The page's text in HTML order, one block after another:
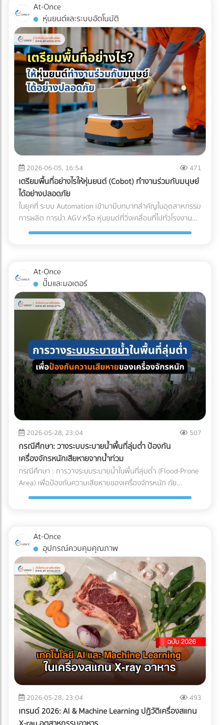
รอยต่อ" (Seamless Temperature Control) ตั้งแต่หน้าฟาร์มที่
ญี่ปุ่นจนถึงประตูโรงงานในไทย 1. Origin (ต้นทางที่ญี่ปุ่น):
กระบวนการเริ่มต้นตั้งแต่หลังจากการบด ผงมัทฉะจะถูกบรรจุใน
ถุงฟอยล์ทึบแสงแบบสุญญากาศ หรือซีลพร้อมซองดูดออกซิเจน
ทันที จากนั้นจะถูกนำไปจัดเก็บในคลังสินค้าควบคุมอุณหภูมิ (มัก
จะต่ำกว่า 15°C หรือในบางเกรดอาจติดลบ) 2. Transit (ระหว่าง
การเดินทาง): การขนส่งทางเรือ (Ocean Freight) จากญี่ปุ่นมา
ไทยใช้เวลาประมาณ 10-14 วัน หากใช้ตู้คอนเทนเนอร์ปกติ (Dry
Container) อุณหภูมิภายในตู้อาจพุ่งสูงถึง 50-60°C ในตอน
กลางวัน ซึ่งจะอบผงมัทฉะจนเสื่อมสภาพทั้งหมด ธุรกิจ B2B จึง
ต้องเลือกใช้ ตู้คอนเทนเนอร์ควบคุมอุณหภูมิ (Reefer
Container) ที่สามารถตั้งค่าอุณหภูมิให้คงที่ตลอดการเดินทาง
ฝ่ามหาสมุทร 3. Destination (ปลายทางที่ไทย): เมื่อสินค้าถึง
ท่าเรือประเทศไทย ความท้าทายคือ "อุณหภูมิภายนอกที่ร้อนจัด"
กระบวนการเคลียร์สินค้าทางศุลกากร (Customs Clearance)
ต้องทำอย่างรวดเร็ว และขนถ่ายสินค้าขึ้นรถบรรทุกห้องเย็น
(Refrigerated Truck) ทันที เพื่อนำไปจัดเก็บในคลังสินค้าปรับ
อากาศของโรงงาน รอการเบิกจ่ายเข้าสู่สายพานการผลิตต่อไป
ผลตอบแทนของการลงทุนใน Cold Chain สำหรับโรงงาน F&B
หลายองค์กรอาจมองว่าค่าใช้จ่ายในระบบ Cold Chain Logistics
ความเสี่ยงที่คุ้มค่า: ลดอัตราของเสีย (Zero False Reject):
ป้องกันปัญหาสินค้าไม่ได้สเปก (Out of Spec) เมื่อมาถึงโรงงาน
ซึ่งหากสีหรือกลิ่นเพี้ยนไป ฝ่าย QA/QC จะต้องตีกลับสินค้าทั้ง
แบตช์ ทำให้เสียทั้งเงินและเวลา ความเสถียรของผลิตภัณฑ์
(Product Consistency): การใช้วัตถุดิบที่คุณภาพคงที่ ช่วยให้
โรงงานควบคุมมาตรฐานของสินค้าสำเร็จรูป (End-product) ได้
ง่ายขึ้น ไม่ว่าจะเป็นเครื่องดื่มบรรจุขวด หรือเบเกอรี่ สีและรสชาติ
จะเหมือนเดิมทุกรอบการผลิต ยืดอายุการจัดเก็บ (Extended
Shelf Life): มัทฉะที่ถูกควบคุมอุณหภูมิมาอย่างดีตั้งแต่ต้นทาง
จะมีอายุการจัดเก็บในคลังสินค้าของโรงงานได้นานขึ้น ช่วยให้ฝ่าย
จัดซื้อบริหารจัดการรอบการสั่งซื้อ (Lead Time) ได้อย่างยืดหยุ่น
บทสรุป คุณภาพของเครื่องดื่มหรืออาหารรสมัทฉะ ไม่ได้เริ่มต้นที่
สายพานการผลิตในโรงงาน แต่เริ่มต้นตั้งแต่การเลือกใช้วัตถุดิบ
และการบริหารจัดการ Supply Chain สำหรับองค์กรและโรงงานผู้
ผลิต การทำความเข้าใจระบบ Cold Chain Logistics และการ
เลือกพาร์ทเนอร์ผู้นำเข้าที่มีมาตรฐานการควบคุมอุณหภูมิที่
รัดกุมและสามารถตรวจสอบย้อนกลับได้ (Traceability) จึงเป็น
กลยุทธ์สำคัญที่จะช่วยปกป้องคุณภาพของสินค้า รักษากำไร และ
สร้างความไว้วางใจให้กับผู้บริโภคได้อย่างยั่งยืน
หากมีการวางแผนอย่างถูกต้องตามข้อกำหนดของกรม
สรรพากร เงื่อนไขการนำค่าใช้จ่าย Outing & CSR ไปหักภาษี
บริษัท การจะตอบคำถามว่า "เช่ารถบัสจัดสัมมนา หักภาษีได้
ไหม?" ต้องพิจารณาเงื่อนไขหลัก ดังนี้: ต้องมีวัตถุประสงค์เพื่อ
การพัฒนาบุคลากร: กิจกรรมต้องมีกำหนดการ (Itinerary)
ชัดเจน เช่น มีการอบรมสัมมนา หรือทำกิจกรรม CSR ที่เป็น
ประโยชน์ต่อสังคม เป็นสิทธิประโยชน์ที่พนักงานทุกคนเข้าถึงได้:
ต้องเป็นการจัดเลี้ยงหรือสวัสดิการที่ให้สิทธิพนักงานทุกคนอย่าง
เท่าเทียม ไม่เลือกปฏิบัติเฉพาะกลุ่ม มีหลักฐานการจ่ายเงินที่ถูก
ต้อง: ต้องมีใบกำกับภาษี/ใบเสร็จรับเงินที่ระบุชื่อบริษัทของคุณ
อย่างครบถ้วน 3 เทคนิคเช่ารถทัวร์เหมาคันให้ "ประหยัดงบ" และ
ถูกต้องตามกฎหมาย การประเมินจำนวนคนและประเภทรถ
(Capacity Planning): เลือกรถให้พอดีกับจำนวนคน เช่น
พนักงาน 20 คน ควรเลือกมินิบัสแทนรถบัสขนาด 40 ที่นั่ง เพื่อ
ลดค่าใช้จ่ายส่วนเกิน การคำนวณเส้นทางและจุดแวะพัก: วางแผน
เส้นทางให้ชัดเจนเพื่อหลีกเลี่ยงการวิ่งรถอ้อม ซึ่งจะช่วยลดต้นทุน
ค่าน้ำมันและค่าล่วงเวลา (OT) ของคนขับรถ เลือกบริษัทรถเช่าที่
จดทะเบียนนิติบุคคล: ข้อนี้สำคัญที่สุด! เพื่อให้สามารถออก ใบ
กำกับภาษีค่าเช่ารถ และทำเอกสารหัก ณ ที่จ่ายได้อย่างถูกต้อง
ตามกฎหมาย เช็กลิสต์เอกสารที่ HR และจัดซื้อต้องเตรียมให้ฝ่าย
เหมาคันสำหรับทริปต่อไปอยู่หรือเปล่า? เปรียบเทียบราคาและ
ค้นหาบริษัทให้ เช่ารถบัสนิติบุคคล ที่เชื่อถือได้ ออกใบกำกับภาษี
ได้ 100% บนแพลตฟอร์ม At-Once ได้เลย
At-Once
หุ่นยนต์และระบบอัตโนมัติ
2026-06-05, 16:54 471
เตรียมพื้นที่อย่างไรให้หุ่นยนต์ (Cobot) ทำงานร่วมกับมนุษย์
ได้อย่างปลอดภัย
ในยุคที่ ระบบ Automation เข้ามามีบทบาทสำคัญในอุตสาหกรรม
การผลิต การนำ AGV หรือ หุ่นยนต์ที่วิ่งเคลื่อนที่ไปทั่วโรงงาน
เข้ามาใช้งาน แต่คำถามที่วิศวกรและผู้จัดการโรงงานต้องตอบให้
มาใช้ระบบรถลำเลียงอัตโนมัติ (AGV) การนำรถลำเลียงสินค้า
อัตโนมัติ (AGV) เข้ามาใช้วิ่งส่งของในคลังสินค้าช่วยลดแรงงาน
ได้มหาศาล แต่เนื่องจากหุ่นยนต์ประเภทนี้มีการเคลื่อนที่ตลอด
เวลา การเตรียมพื้นที่จึงต้องรัดกุมเป็นพิเศษ: เคลียร์สิ่งกีดขวาง
และทำพื้นผิวให้เรียบ: ระบบนำทาง AGV ไม่ว่าจะเป็นแบบแถบแม่
เหล็กหรือระบบนำทางด้วยเลเซอร์ (LiDAR) จะทำงานได้ดีที่สุดบน
พื้นผิวที่เรียบ ไม่มีหลุมบ่อ และไม่มีเศษขยะบดบังเซนเซอร์ที่ตัวรถ
กำหนดทางวิ่งและจัดระเบียบ Traffic: ต้องระบุเส้นทางการวิ่งของ
AGV ให้ชัดเจน โดยเว้นระยะห่างจากทางเดินของมนุษย์
(Pedestrian Walkway) อย่างน้อย 0.5 เมตรตามมาตรฐาน และ
ต้องมีป้ายเตือนในจุดตัดหรือทางแยกที่หุ่นยนต์ต้องวิ่งผ่าน จัด
พื้นที่สถานีชาร์จไฟอัตโนมัติ (Charging Zone): รถ AGV ยุคใหม่
จะวิ่งกลับไปชาร์จแบตเตอรี่เองเมื่อแบตใกล้หมด พื้นที่นี้ต้องมีการ
ระบายอากาศที่ดีเนื่องจากมีความร้อนสูง และต้องติดตั้งระบบตัด
ไฟฉุกเฉิน ตรวจสอบระบบเซนเซอร์กันชน (Safety Laser
Scanner): ก่อนปล่อยรถวิ่งจริง ต้องทดสอบระบบตรวจจับสิ่ง
กีดขวางของรถ AGV ว่าสามารถเบรกหรือชะลอความเร็วได้ทัน
ท่วงทีเมื่อมีพนักงานเดินตัดหน้าตาม มาตรฐานความปลอดภัย
AGV ISO 3691-4 กำลังมองหาผู้เชี่ยวชาญด้านระบบ AGV หรือ
อยากเปลี่ยนคลังสินค้าเป็น Smart Warehouse? ค้นหาและ
At-Once
ปั๊มและมอเตอร์
2026-05-28, 23:04 507
กรณีศึกษา: วางระบบระบายน้ำพื้นที่ลุ่มต่ำ ป้องกัน
เครื่องจักรหนักเสียหายจากน้ำท่วม
กรณีศึกษา : การวางระบบระบายน้ำในพื้นที่ลุ่มต่ำ (Flood-Prone
Area) เพื่อป้องกันความเสียหายของเครื่องจักรหนัก ภัย
ธรรมชาติและฝนตกหนัก เป็นฝันร้ายของผู้รับเหมาและเจ้าของ
หรือรถตอกเสาเข็ม จมน้ำ นี่คือกรณีศึกษาและบทเรียนการจัดการ
พื้นที่ก่อสร้าง ว่าด้วย วิธีป้องกันเครื่องจักรเสียหายจากน้ำท่วม
ด้วยการวาง ระบบระบายน้ำ (Drainage System) อย่างมืออาชีพ
ปัญหาและความท้าทายของพื้นที่ลุ่มต่ำ ไซต์งานในพื้นที่ลุ่มต่ำมัก
เผชิญกับสภาพดินเหนียวที่อุ้มน้ำ (ไม่ซึมน้ำ) และมีระดับน้ำใต้ดิน
สูง เมื่อเกิดฝนตกหนัก น้ำจะขังตัวอย่างรวดเร็ว ทำให้ดินทรุดตัว
เครื่องจักรหนักติดหล่ม และเกิด Downtime หรือเวลาที่สูญเปล่า
ของโครงการที่ประเมินค่าไม่ได้ กล่าวคือ ปัญหาน้ำท่วมขังในพื้นที่
ลุ่มต่ำ ไม่ได้สร้างความเสียหายแค่ค่าซ่อมบำรุงเครื่องจักรเท่านั้น
แต่ทุกชั่วโมงที่รถขุดหรือรถเบคโฮต้องจอดนิ่งสนิท นั่นหมายถึง
ค่าแรงคนงานที่เสียเปล่า ค่าเช่าเครื่องจักรที่บานปลาย และความ
เสี่ยงที่จะโดนค่าปรับจากความล่าช้าในการส่งมอบโครงการ การ
ลงทุนวางระบบระบายน้ำที่ได้มาตรฐานตั้งแต่เนิ่นๆ จึงเป็นการซื้อ
ความเสี่ยงที่คุ้มค่าที่สุด กรณีศึกษาจำลอง: การวางระบบระบาย
น้ำพื้นที่ก่อสร้าง ในการแก้ปัญหาไซต์งานพื้นที่เสี่ยง บริษัทผู้รับ
เหมางานโยธาระบายน้ำ จะแบ่งการทำงานออกเป็น 2 เฟสหลัก:
At-Once
อุปกรณ์ควบคุมคุณภาพ
2026-05-28, 23:04 493
เทรนด์ 2026: AI & Machine Learning ปฏิวัติเครื่องสแกน